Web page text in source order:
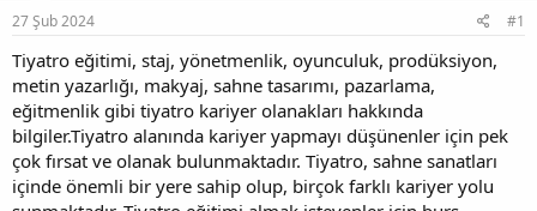
u
b
a
ş
l
a
t
a
n
ç
a
r
i
h
i
27 Şub 2024 #1
Tiyatro eğitimi, staj, yönetmenlik, oyunculuk, prodüksiyon,
metin yazarlığı, makyaj, sahne tasarımı, pazarlama,
eğitmenlik gibi tiyatro kariyer olanakları hakkında
bilgiler.Tiyatro alanında kariyer yapmayı düşünenler için pek
çok fırsat ve olanak bulunmaktadır. Tiyatro, sahne sanatları
içinde önemli bir yere sahip olup, birçok farklı kariyer yolu